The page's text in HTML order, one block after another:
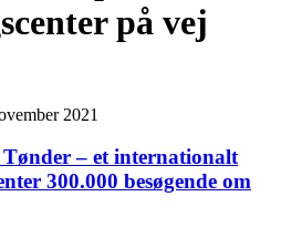
på vej
2021
– et internationalt
300.000 besøgende om